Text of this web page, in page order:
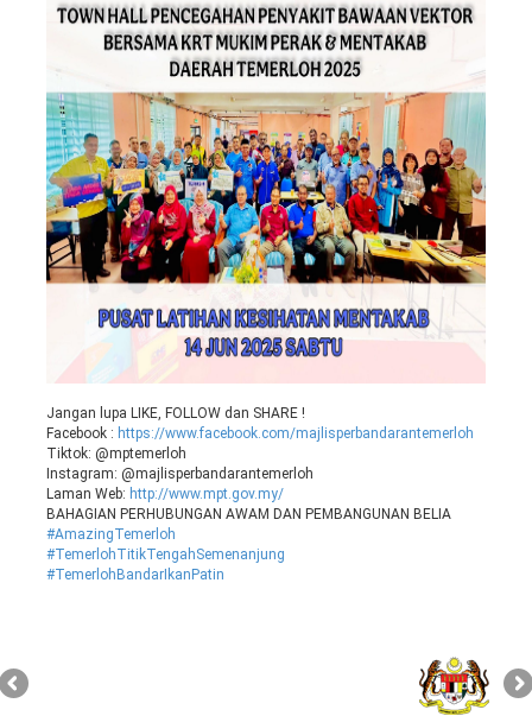
Jangan lupa LIKE, FOLLOW dan SHARE !
Facebook : https://www.facebook.com/majlisperbandarantemerloh
Tiktok: @mptemerloh
Instagram: @majlisperbandarantemerloh
Laman Web: http://www.mpt.gov.my/
BAHAGIAN PERHUBUNGAN AWAM DAN PEMBANGUNAN BELIA
#AmazingTemerloh
#TemerlohTitikTengahSemenanjung
#TemerlohBandarIkanPatin